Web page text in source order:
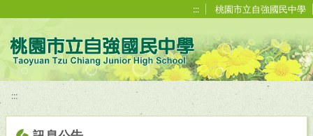
::: 桃園市立自強國民中學
:::